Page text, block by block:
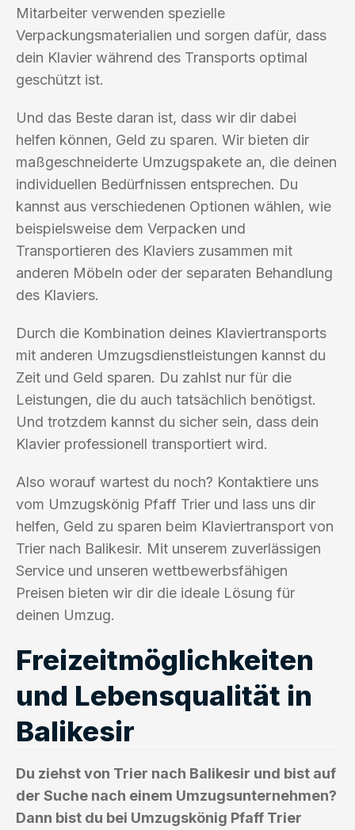
Mitarbeiter verwenden spezielle
Verpackungsmaterialien und sorgen dafür, dass
dein Klavier während des Transports optimal
geschützt ist.
Und das Beste daran ist, dass wir dir dabei
helfen können, Geld zu sparen. Wir bieten dir
maßgeschneiderte Umzugspakete an, die deinen
individuellen Bedürfnissen entsprechen. Du
kannst aus verschiedenen Optionen wählen, wie
beispielsweise dem Verpacken und
Transportieren des Klaviers zusammen mit
anderen Möbeln oder der separaten Behandlung
des Klaviers.
Durch die Kombination deines Klaviertransports
mit anderen Umzugsdienstleistungen kannst du
Zeit und Geld sparen. Du zahlst nur für die
Leistungen, die du auch tatsächlich benötigst.
Und trotzdem kannst du sicher sein, dass dein
Klavier professionell transportiert wird.
Also worauf wartest du noch? Kontaktiere uns
vom Umzugskönig Pfaff Trier und lass uns dir
helfen, Geld zu sparen beim Klaviertransport von
Trier nach Balikesir. Mit unserem zuverlässigen
Service und unseren wettbewerbsfähigen
Preisen bieten wir dir die ideale Lösung für
deinen Umzug.
Freizeitmöglichkeiten
und Lebensqualität in
Balikesir
Du ziehst von Trier nach Balikesir und bist auf
der Suche nach einem Umzugsunternehmen?
Dann bist du bei Umzugskönig Pfaff Trier